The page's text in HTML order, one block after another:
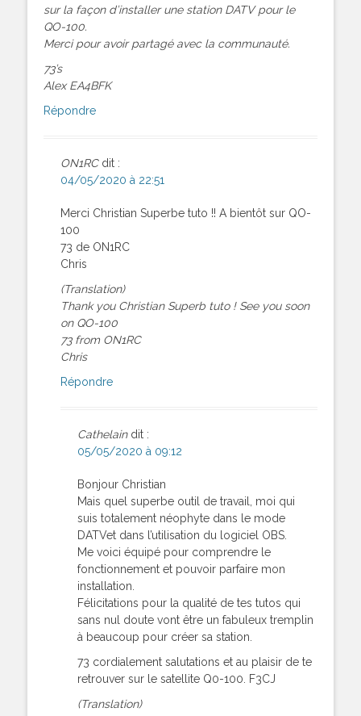
sur la façon d’installer une station DATV pour le
QO-100.
Merci pour avoir partagé avec la communauté.
73’s
Alex EA4BFK
Répondre
ON1RC dit :
04/05/2020 à 22:51
Merci Christian Superbe tuto !! A bientôt sur QO-
100
73 de ON1RC
Chris
(Translation)
Thank you Christian Superb tuto ! See you soon
on QO-100
73 from ON1RC
Chris
Répondre
Cathelain dit :
05/05/2020 à 09:12
Bonjour Christian
Mais quel superbe outil de travail, moi qui
suis totalement néophyte dans le mode
DATVet dans l’utilisation du logiciel OBS.
Me voici équipé pour comprendre le
fonctionnement et pouvoir parfaire mon
installation.
Félicitations pour la qualité de tes tutos qui
sans nul doute vont être un fabuleux tremplin
à beaucoup pour créer sa station.
73 cordialement salutations et au plaisir de te
retrouver sur le satellite Q0-100. F3CJ
(Translation)